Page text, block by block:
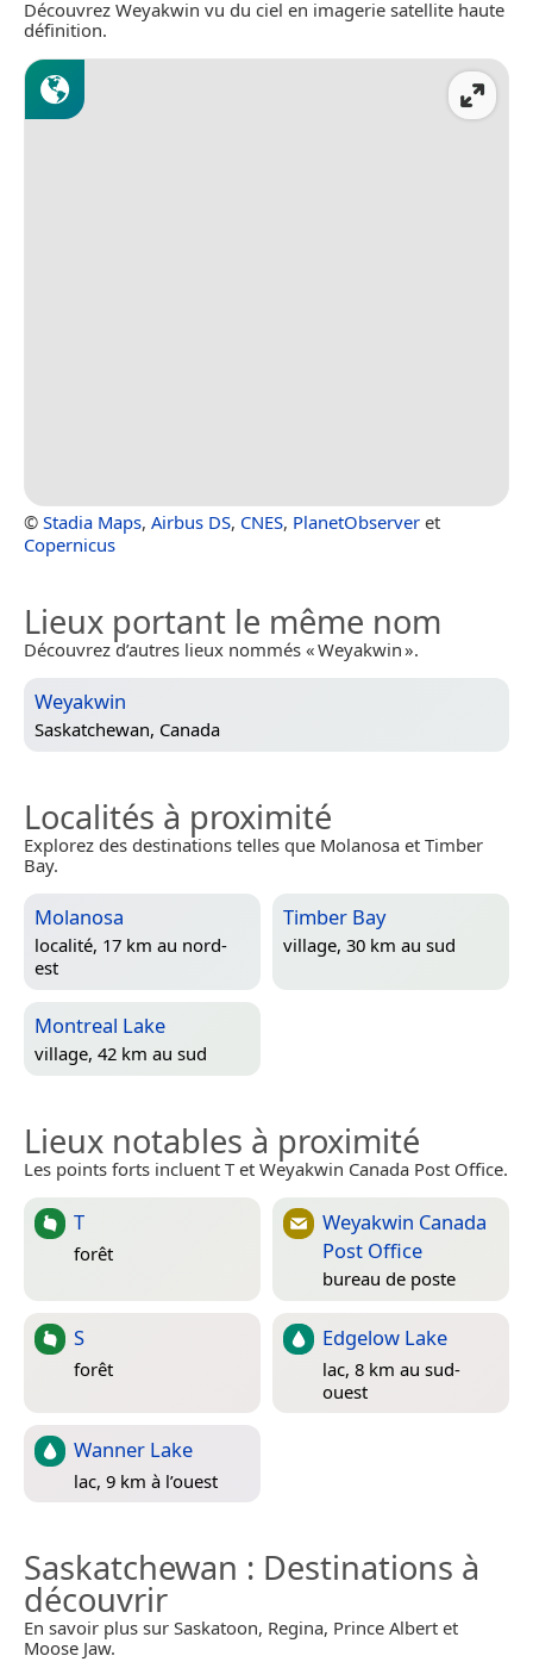
Découvrez Weyakwin vu du ciel en imagerie satellite haute
définition.
© Stadia Maps, Airbus DS, CNES, PlanetObserver et
Copernicus
Lieux portant le même nom
Découvrez d’autres lieux nommés « Weyakwin ».
Weyakwin
Saskatchewan, Canada
Localités à proximité
Explorez des destinations telles que Molanosa et Timber
Bay.
Molanosa
localité, 17 km au nord-
est
Timber Bay
village, 30 km au sud
Montreal Lake
village, 42 km au sud
Lieux notables à proximité
Les points forts incluent T et Weyakwin Canada Post Office.
T
forêt
Weyakwin Canada
Post Office
bureau de poste
S
forêt
Edgelow Lake
lac, 8 km au sud-
ouest
Wanner Lake
lac, 9 km à l’ouest
Saskatchewan : Destinations à
découvrir
En savoir plus sur Saskatoon, Regina, Prince Albert et
Moose Jaw.